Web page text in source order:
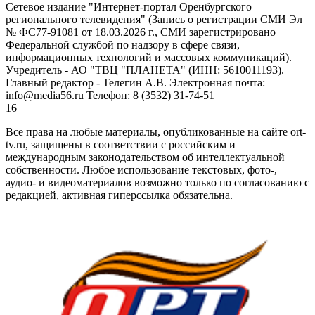
Сетевое издание "Интернет-портал Оренбургского
регионального телевидения" (Запись о регистрации СМИ Эл
№ ФС77-91081 от 18.03.2026 г., СМИ зарегистрировано
Федеральной службой по надзору в сфере связи,
информационных технологий и массовых коммуникаций).
Учредитель - АО "ТВЦ "ПЛАНЕТА" (ИНН: 5610011193).
Главный редактор - Телегин А.В. Электронная почта:
info@media56.ru Телефон: 8 (3532) 31-74-51
16+
Все права на любые материалы, опубликованные на сайте ort-
tv.ru, защищены в соответствии с российским и
международным законодательством об интеллектуальной
собственности. Любое использование текстовых, фото-,
аудио- и видеоматериалов возможно только по согласованию с
редакцией, активная гиперссылка обязательна.